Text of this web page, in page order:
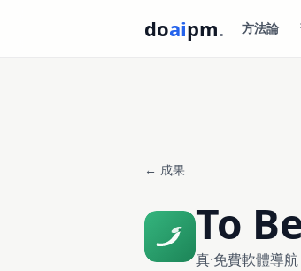
doaipm. 方法論
← 成果
To
真·免費軟體導航